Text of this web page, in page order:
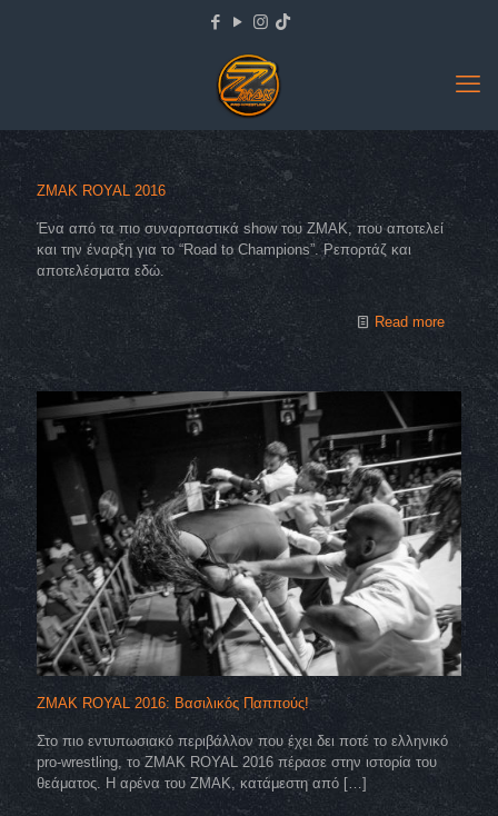
ZMAK ROYAL 2016
Ένα από τα πιο συναρπαστικά show του ΖΜΑΚ, που αποτελεί
και την έναρξη για το “Road to Champions”. Ρεπορτάζ και
αποτελέσματα εδώ.
Read more
ZMAK ROYAL 2016: Βασιλικός Παππούς!
Στο πιο εντυπωσιακό περιβάλλον που έχει δει ποτέ το ελληνικό
pro-wrestling, το ZMAK ROYAL 2016 πέρασε στην ιστορία του
θεάματος. Η αρένα του ΖΜΑΚ, κατάμεστη από […]